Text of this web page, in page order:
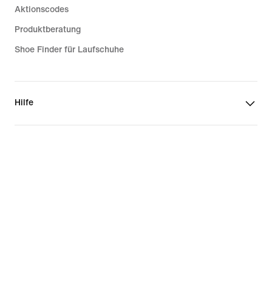
Aktionscodes
Produktberatung
Shoe Finder für Laufschuhe
Hilfe